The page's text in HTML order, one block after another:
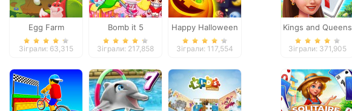
Egg Farm
Зіграли: 63,315
Bomb it 5
Зіграли: 217,858
Happy Halloween
Зіграли: 117,554
Kings and Queens
Solitaire Tripeaks
Зіграли: 371,905